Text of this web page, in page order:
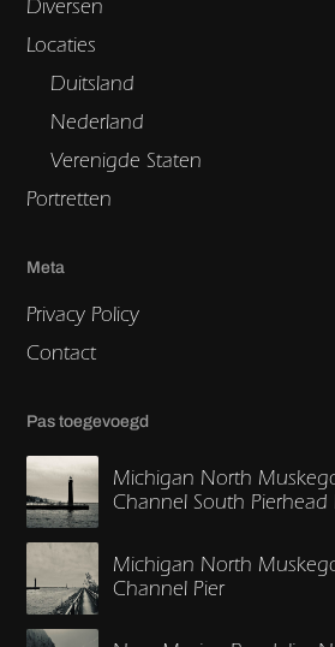
Diversen
Locaties
Duitsland
Nederland
Verenigde Staten
Portretten
Meta
Privacy Policy
Contact
Pas toegevoegd
Michigan North
Channel South Pierhead
Michigan North
Channel Pier